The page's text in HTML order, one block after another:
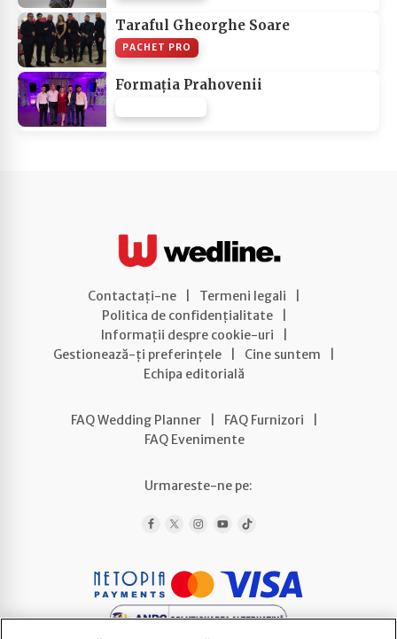
Taraful Gheorghe Soare
PACHET PRO
Formația Prahovenii
Contactați-ne Termeni legali
Politica de confidențialitate
Informații despre cookie-uri
Gestionează-ți preferințele
Cine suntem
Echipa editorială
FAQ Wedding Planner FAQ Furnizori
FAQ Evenimente
Urmareste-ne pe: